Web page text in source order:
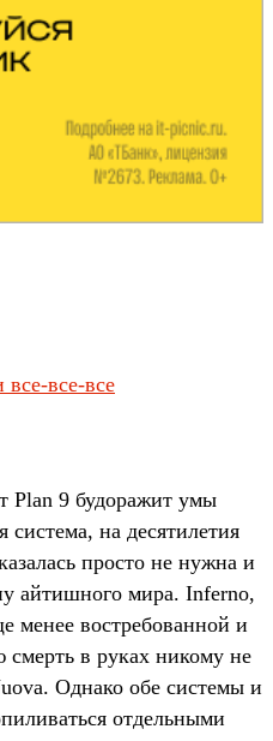
все-все
Plan 9 будоражит умы
на десятилетия
просто не нужна и
айтишного мира. Inferno,
менее востребованной и
в руках никому не
Однако обе системы и
отдельными